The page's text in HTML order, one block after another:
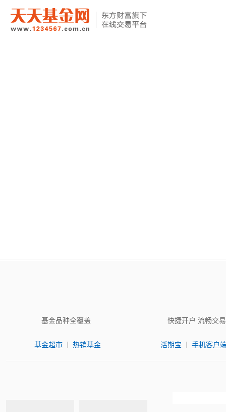
基金品种全覆盖
基金超市 | 热销基金
快捷开户 流畅交易
活期宝 | 手机客户